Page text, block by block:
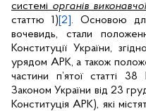
системі органів
статтю 1) [2] . Основою для
вочевидь, стали
Конституції України,
урядом АРК, а також
частини п’ятої статті
Законом України від 23
Конституція АРК), які